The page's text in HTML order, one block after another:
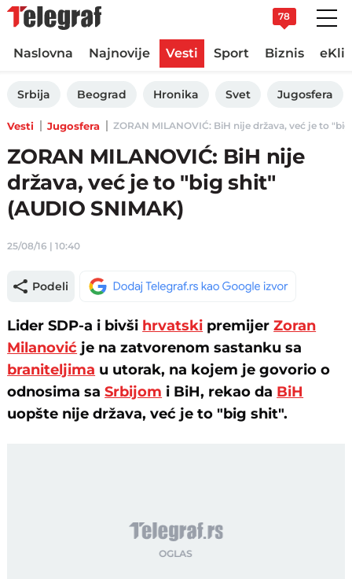
78
Naslovna Najnovije Vesti Sport Biznis
Srbija Beograd Hronika Svet Jugosfera
Vesti Jugosfera ZORAN MILANOVIĆ: BiH nije država, već je to
ZORAN MILANOVIĆ: BiH nije
država, već je to "big shit"
(AUDIO SNIMAK)
25/08/16 | 10:40
Podeli
Lider SDP-a i bivši hrvatski premijerZoran
Milanović je na zatvorenom sastanku sa
braniteljima u utorak, na kojem je govorio o
odnosima saSrbijom i BiH, rekao da BiH
uopšte nije država, već je to "big shit".